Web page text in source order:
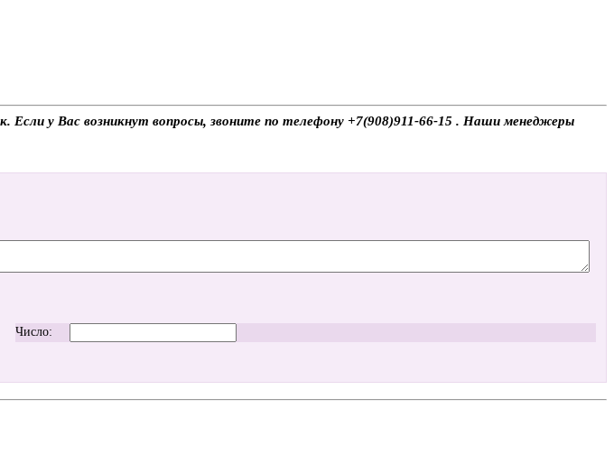
Если у Вас возникнут вопросы, звоните по телефону +7(908)911-66-15 . Наши менеджеры
Число: